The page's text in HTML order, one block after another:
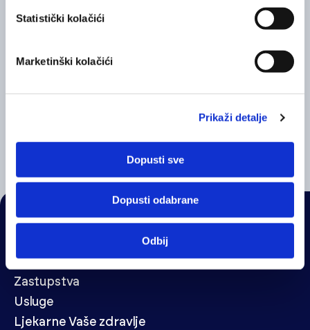
Statistički kolačići
Marketinški kolačići
Prikaži detalje
Dopusti sve
Dopusti odabrane
Odbij
Veledrogerija
Zastupstva
Usluge
Ljekarne Vaše zdravlje